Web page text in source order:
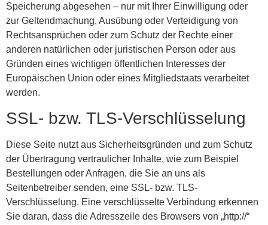
Speicherung abgesehen – nur mit Ihrer Einwilligung oder
zur Geltendmachung, Ausübung oder Verteidigung von
Rechtsansprüchen oder zum Schutz der Rechte einer
anderen natürlichen oder juristischen Person oder aus
Gründen eines wichtigen öffentlichen Interesses der
Europäischen Union oder eines Mitgliedstaats verarbeitet
werden.
SSL- bzw. TLS-Verschlüsselung
Diese Seite nutzt aus Sicherheitsgründen und zum Schutz
der Übertragung vertraulicher Inhalte, wie zum Beispiel
Bestellungen oder Anfragen, die Sie an uns als
Seitenbetreiber senden, eine SSL- bzw. TLS-
Verschlüsselung. Eine verschlüsselte Verbindung erkennen
Sie daran, dass die Adresszeile des Browsers von „http://“